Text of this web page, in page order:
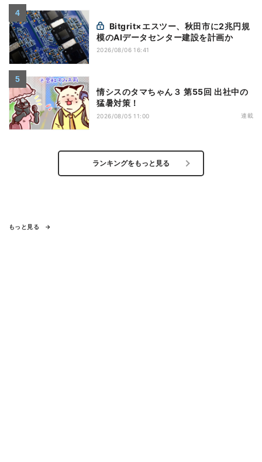
模のAIデータセンター建設を計画か
2026/08/06 16:41
情シスのタマちゃん３ 第55回 出社中の
猛暑対策！
2026/08/05 11:00 連載
ランキングをもっと見る
もっと見る